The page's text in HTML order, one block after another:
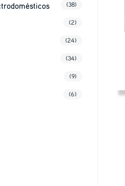
(38)
(2)
(24)
(34)
(9)
(6)